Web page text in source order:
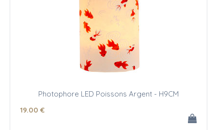
Photophore LED Poissons Argent - H9CM
19.00 €